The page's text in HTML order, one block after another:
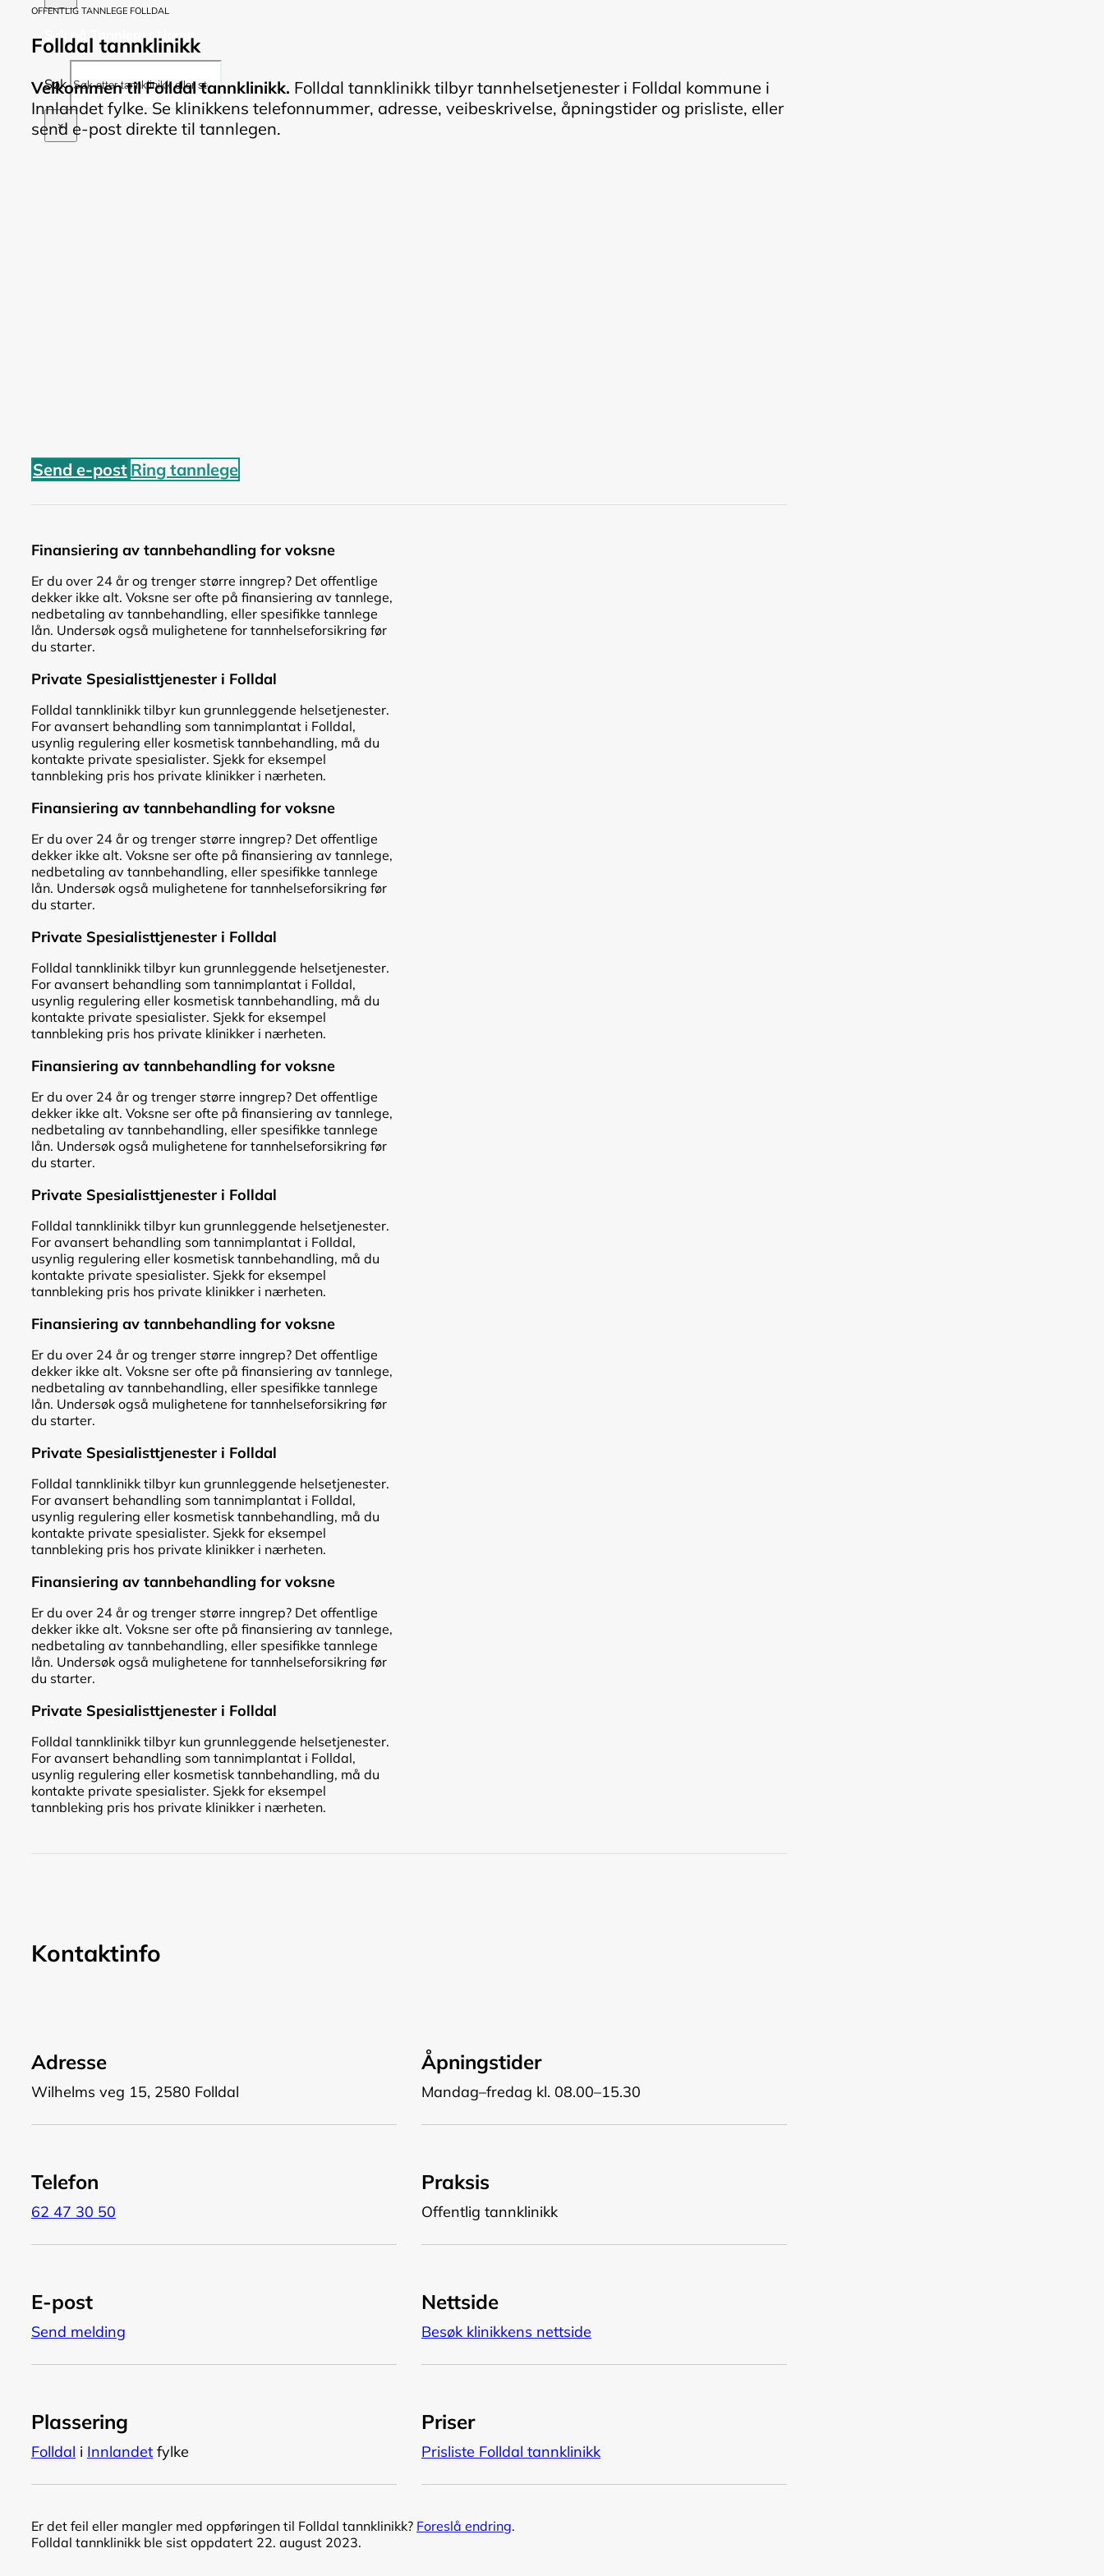
Søk på Tannleger Norge
Søk
×
OFFENTLIG TANNLEGE FOLLDAL
Folldal tannklinikk
Velkommen til Folldal tannklinikk. Folldal tannklinikk tilbyr tannhelsetjenester i Folldal kommune i
Innlandet fylke. Se klinikkens telefonnummer, adresse, veibeskrivelse, åpningstider og prisliste, eller
send e-post direkte til tannlegen.
Send e-post Ring tannlege
Finansiering av tannbehandling for voksne
Er du over 24 år og trenger større inngrep? Det offentlige
dekker ikke alt. Voksne ser ofte på finansiering av tannlege,
nedbetaling av tannbehandling, eller spesifikke tannlege
lån. Undersøk også mulighetene for tannhelseforsikring før
du starter.
Private Spesialisttjenester i Folldal
Folldal tannklinikk tilbyr kun grunnleggende helsetjenester.
For avansert behandling som tannimplantat i Folldal,
usynlig regulering eller kosmetisk tannbehandling, må du
kontakte private spesialister. Sjekk for eksempel
tannbleking pris hos private klinikker i nærheten.
Finansiering av tannbehandling for voksne
Er du over 24 år og trenger større inngrep? Det offentlige
dekker ikke alt. Voksne ser ofte på finansiering av tannlege,
nedbetaling av tannbehandling, eller spesifikke tannlege
lån. Undersøk også mulighetene for tannhelseforsikring før
du starter.
Private Spesialisttjenester i Folldal
Folldal tannklinikk tilbyr kun grunnleggende helsetjenester.
For avansert behandling som tannimplantat i Folldal,
usynlig regulering eller kosmetisk tannbehandling, må du
kontakte private spesialister. Sjekk for eksempel
tannbleking pris hos private klinikker i nærheten.
Finansiering av tannbehandling for voksne
Er du over 24 år og trenger større inngrep? Det offentlige
dekker ikke alt. Voksne ser ofte på finansiering av tannlege,
nedbetaling av tannbehandling, eller spesifikke tannlege
lån. Undersøk også mulighetene for tannhelseforsikring før
du starter.
Private Spesialisttjenester i Folldal
Folldal tannklinikk tilbyr kun grunnleggende helsetjenester.
For avansert behandling som tannimplantat i Folldal,
usynlig regulering eller kosmetisk tannbehandling, må du
kontakte private spesialister. Sjekk for eksempel
tannbleking pris hos private klinikker i nærheten.
Finansiering av tannbehandling for voksne
Er du over 24 år og trenger større inngrep? Det offentlige
dekker ikke alt. Voksne ser ofte på finansiering av tannlege,
nedbetaling av tannbehandling, eller spesifikke tannlege
lån. Undersøk også mulighetene for tannhelseforsikring før
du starter.
Private Spesialisttjenester i Folldal
Folldal tannklinikk tilbyr kun grunnleggende helsetjenester.
For avansert behandling som tannimplantat i Folldal,
usynlig regulering eller kosmetisk tannbehandling, må du
kontakte private spesialister. Sjekk for eksempel
tannbleking pris hos private klinikker i nærheten.
Finansiering av tannbehandling for voksne
Er du over 24 år og trenger større inngrep? Det offentlige
dekker ikke alt. Voksne ser ofte på finansiering av tannlege,
nedbetaling av tannbehandling, eller spesifikke tannlege
lån. Undersøk også mulighetene for tannhelseforsikring før
du starter.
Private Spesialisttjenester i Folldal
Folldal tannklinikk tilbyr kun grunnleggende helsetjenester.
For avansert behandling som tannimplantat i Folldal,
usynlig regulering eller kosmetisk tannbehandling, må du
kontakte private spesialister. Sjekk for eksempel
tannbleking pris hos private klinikker i nærheten.
Kontaktinfo
Adresse
Wilhelms veg 15, 2580 Folldal
Åpningstider
Mandag–fredag kl. 08.00–15.30
Telefon
62 47 30 50
Praksis
Offentlig tannklinikk
E-post
Send melding
Nettside
Besøk klinikkens nettside
Plassering
Folldal i Innlandet fylke
Priser
Prisliste Folldal tannklinikk
Er det feil eller mangler med oppføringen til Folldal tannklinikk? Foreslå endring.
Folldal tannklinikk ble sist oppdatert 22. august 2023.